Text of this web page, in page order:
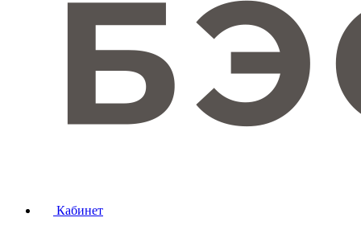
Кабинет